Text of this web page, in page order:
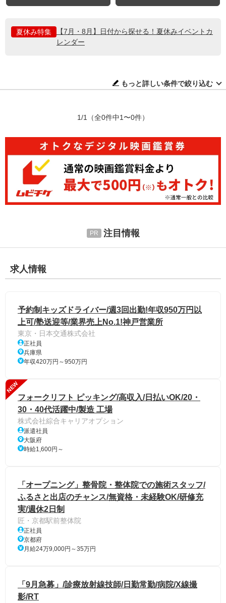
夏休み特集
【7月・8月】日付から探せる！夏休みイベントカ
レンダー
もっと詳しい条件で絞り込む
1/1 （全0件中1〜0件）
注目情報
求人情報
予約制キッズドライバー/週3回出勤!年収950万円以
上可/塾送迎等/業界売上No.1!神戸営業所
東京・日本交通株式会社
正社員
兵庫県
年収420万円～950万円
NEW
フォークリフト ピッキング/高収入/日払いOK/20・
30・40代活躍中/製造 工場
株式会社綜合キャリアオプション
派遣社員
大阪府
時給1,600円～
「オープニング」整骨院・整体院での施術スタッフ/
ふるさと出店のチャンス/無資格・未経験OK/研修充
実/週休2日制
匠・京都駅前整体院
正社員
京都府
月給24万9,000円～35万円
「9月急募」/診療放射線技師/日勤常勤/病院/X線撮
影/RT